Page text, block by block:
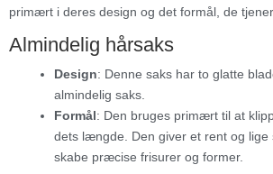
primært i deres design og det formål, de
Almindelig hårsaks
Design: Denne saks har to glatte
almindelig saks.
Formål: Den bruges primært til at
dets længde. Den giver et rent og lige
skabe præcise frisurer og former.